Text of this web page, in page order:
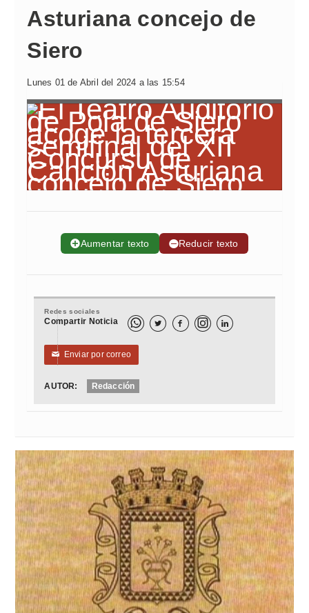
Asturiana concejo de
Siero
Lunes 01 de Abril del 2024 a las 15:54
➕Aumentar texto ➖Reducir texto
Redes sociales
Compartir Noticia   
✉ Enviar por correo
AUTOR: Redacción